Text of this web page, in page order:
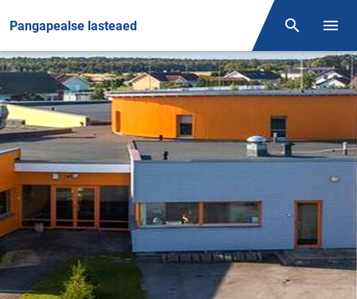
Pangapealse lasteaed Otsing
Front page